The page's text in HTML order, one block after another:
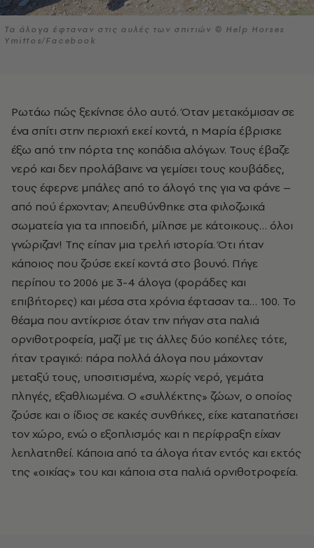
Τα άλογα έφταναν στις αυλές των σπιτιών © Help Horses
Ymittos/Facebook
Ρωτάω πώς ξεκίνησε όλο αυτό. Όταν μετακόμισαν σε
ένα σπίτι στην περιοχή εκεί κοντά, η Μαρία έβρισκε
έξω από την πόρτα της κοπάδια αλόγων. Τους έβαζε
νερό και δεν προλάβαινε να γεμίσει τους κουβάδες,
τους έφερνε μπάλες από το άλογό της για να φάνε –
από πού έρχονταν; Απευθύνθηκε στα φιλοζωικά
σωματεία για τα ιπποειδή, μίλησε με κάτοικους… όλοι
γνώριζαν! Της είπαν μια τρελή ιστορία. Ότι ήταν
κάποιος που ζούσε εκεί κοντά στο βουνό. Πήγε
περίπου το 2006 με 3-4 άλογα (φοράδες και
επιβήτορες) και μέσα στα χρόνια έφτασαν τα… 100. Το
θέαμα που αντίκρισε όταν την πήγαν στα παλιά
ορνιθοτροφεία, μαζί με τις άλλες δύο κοπέλες τότε,
ήταν τραγικό: πάρα πολλά άλογα που μάχονταν
μεταξύ τους, υποσιτισμένα, χωρίς νερό, γεμάτα
πληγές, εξαθλιωμένα. Ο «συλλέκτης» ζώων, ο οποίος
ζούσε και ο ίδιος σε κακές συνθήκες, είχε καταπατήσει
τον χώρο, ενώ ο εξοπλισμός και η περίφραξη είχαν
λεηλατηθεί. Κάποια από τα άλογα ήταν εντός και εκτός
της «οικίας» του και κάποια στα παλιά ορνιθοτροφεία.